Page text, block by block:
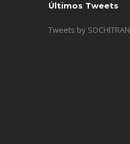
Últimos Tweets
Tweets by SOCHITRAN